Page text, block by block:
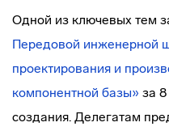
Одной из ключевых тем
Передовой инженерной
проектирования и
компонентной базы» за
создания. Делегатам